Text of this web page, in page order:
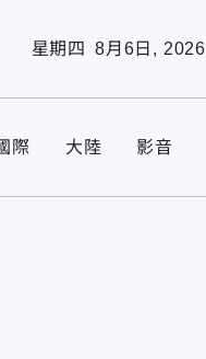
星期四 8月6日, 2026
際 大陸 影音